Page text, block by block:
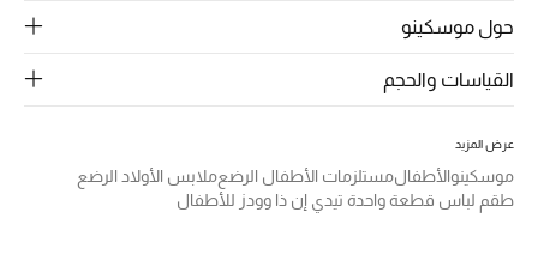
الحب للمحلي
الملابس الرياضية النسائية
حقائب وأحذية متطابقة
حول موسكينو
القياسات والحجم
عرض المزيد
موسكينوالأطفالمستلزمات الأطفال الرضعملابس الأولاد الرضع
طقم لباس قطعة واحدة تيدي إن ذا وودز للأطفال